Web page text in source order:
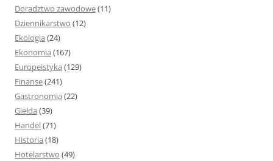
Doradztwo zawodowe(11)
Dziennikarstwo (12)
Ekologia (24)
Ekonomia (167)
Europeistyka (129)
Finanse(241)
Gastronomia (22)
Giełda (39)
Handel(71)
Historia (18)
Hotelarstwo (49)